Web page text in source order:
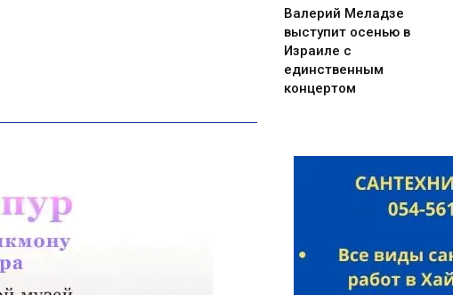
Валерий Меладзе
выступит осенью в
Израиле с
единственным
концертом